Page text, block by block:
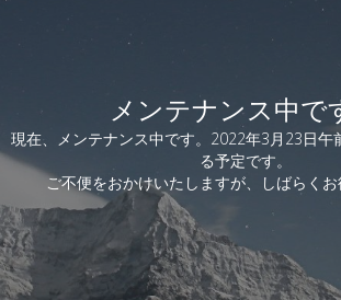
メンテナンス中で
現在、メンテナンス中です。2022年3月23日午
る予定です。
ご不便をおかけいたしますが、しばらくお